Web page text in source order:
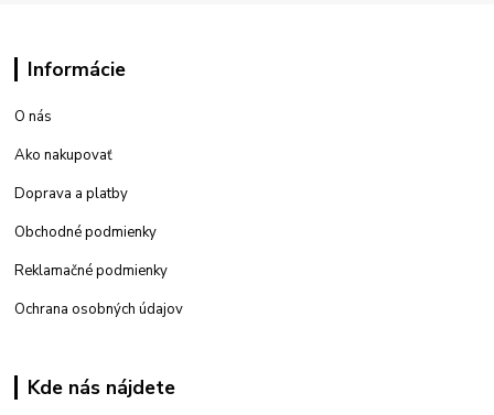
Informácie
O nás
Ako nakupovať
Doprava a platby
Obchodné podmienky
Reklamačné podmienky
Ochrana osobných údajov
Kde nás nájdete